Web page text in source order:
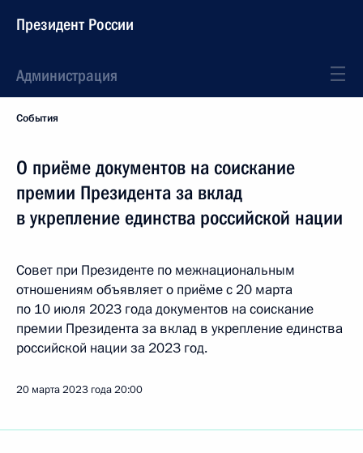
Президент России
Администрация
События
О приёме документов на соискание
премии Президента за вклад
в укрепление единства российской нации
Совет при Президенте по межнациональным
отношениям объявляет о приёме с 20 марта
по 10 июля 2023 года документов на соискание
премии Президента за вклад в укрепление единства
российской нации за 2023 год.
20 марта 2023 года20:00